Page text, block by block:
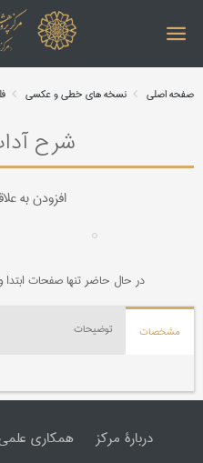
صفحه اصلی نسخه های خطی و عکسی
شرح
افزودن به
در حال حاضر تنها صفحات
مشخصات توضیحات
دربارۀ مرکز همکاری